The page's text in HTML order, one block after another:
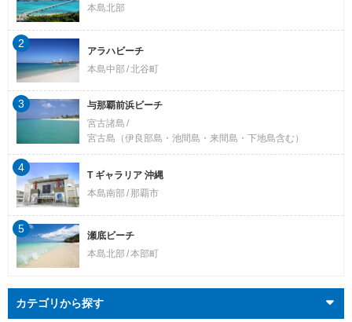
本島北部
アラハビーチ
本島中部 北谷町
2
与那覇前浜ビーチ
宮古諸島
宮古島（伊良部島・池間島・来間島・下地島含む）
3
T ギャラリア 沖縄
本島南部
那覇市
4
瀬底ビーチ
本島北部 本部町
5
カテゴリから探す